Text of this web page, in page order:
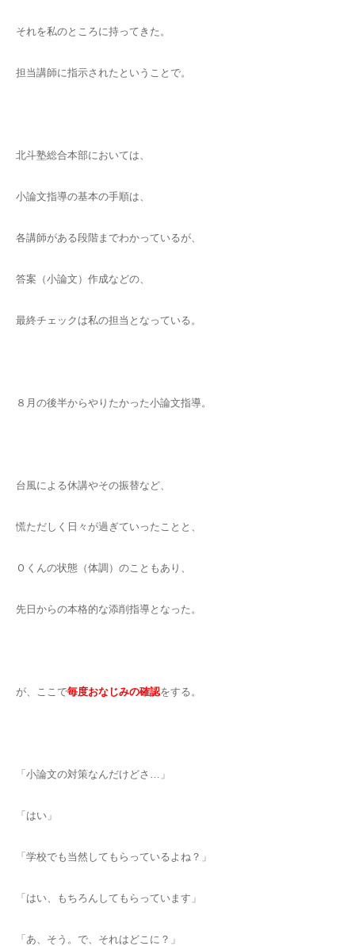
それを私のところに持ってきた。
担当講師に指示されたということで。
北斗塾総合本部においては、
小論文指導の基本の手順は、
各講師がある段階までわかっているが、
答案（小論文）作成などの、
最終チェックは私の担当となっている。
８月の後半からやりたかった小論文指導。
台風による休講やその振替など、
慌ただしく日々が過ぎていったことと、
Ｏくんの状態（体調）のこともあり、
先日からの本格的な添削指導となった。
が、ここで毎度おなじみの確認をする。
「小論文の対策なんだけどさ…」
「はい」
「学校でも当然してもらっているよね？」
「はい、もちろんしてもらっています」
「あ、そう。で、それはどこに？」